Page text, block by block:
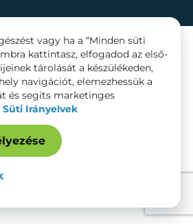
vagy ha a “Minden süti
kattintasz, elfogadod az első-
tárolását a készülékeden,
navigációt, elemezhessük a
és segíts marketinges
Süti Irányelvek